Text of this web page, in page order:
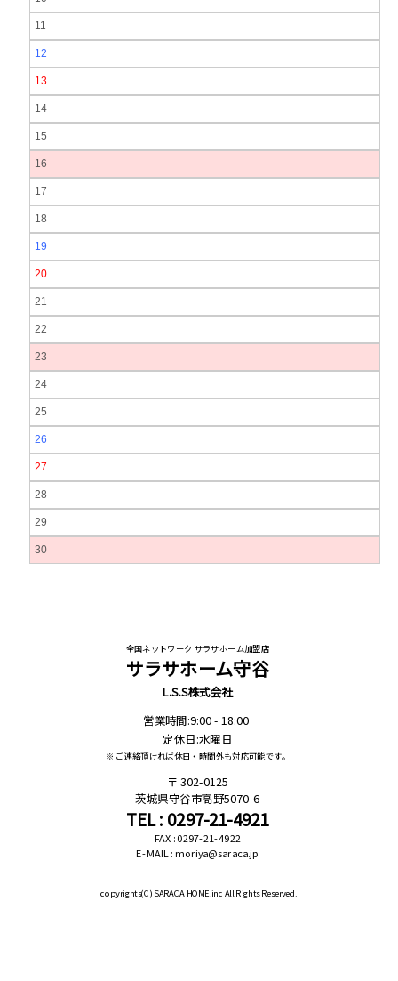
11
12
13
14
15
16
17
18
19
20
21
22
23
24
25
26
27
28
29
30
全国ネットワーク サラサホーム加盟店
サラサホーム守谷
L.S.S株式会社
営業時間:9:00 - 18:00
定休日:水曜日
※ ご連絡頂ければ休日・時間外も対応可能です。
302-0125
茨城県守谷市高野5070-6
TEL : 0297-21-4921
FAX : 0297-21-4922
E-MAIL : moriya@saraca.jp
copyrights(C)SARACA HOME.inc All Rights Reserved.